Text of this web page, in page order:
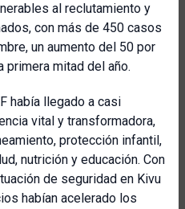
al reclutamiento y
con más de 450 casos
un aumento del 50 por
primera mitad del año.
había llegado a casi
vital y transformadora,
protección infantil,
nutrición y educación. Con
de seguridad en Kivu
habían acelerado los